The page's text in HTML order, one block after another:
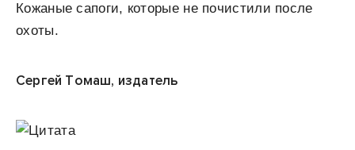
Кожаные сапоги, которые не почистили после
охоты.
Сергей Томаш, издатель